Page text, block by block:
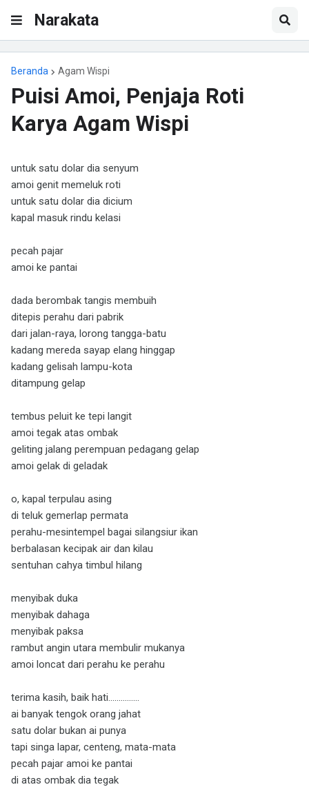
Narakata
Beranda Agam Wispi
Puisi Amoi, Penjaja Roti
Karya Agam Wispi
untuk satu dolar dia senyum
amoi genit memeluk roti
untuk satu dolar dia dicium
kapal masuk rindu kelasi
pecah pajar
amoi ke pantai
dada berombak tangis membuih
ditepis perahu dari pabrik
dari jalan-raya, lorong tangga-batu
kadang mereda sayap elang hinggap
kadang gelisah lampu-kota
ditampung gelap
tembus peluit ke tepi langit
amoi tegak atas ombak
geliting jalang perempuan pedagang gelap
amoi gelak di geladak
o, kapal terpulau asing
di teluk gemerlap permata
perahu-mesintempel bagai silangsiur ikan
berbalasan kecipak air dan kilau
sentuhan cahya timbul hilang
menyibak duka
menyibak dahaga
menyibak paksa
rambut angin utara membulir mukanya
amoi loncat dari perahu ke perahu
terima kasih, baik hati...............
ai banyak tengok orang jahat
satu dolar bukan ai punya
tapi singa lapar, centeng, mata-mata
pecah pajar amoi ke pantai
di atas ombak dia tegak